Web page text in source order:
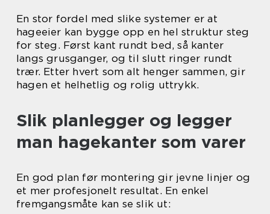
En stor fordel med slike systemer er at
hageeier kan bygge opp en hel struktur steg
for steg. Først kant rundt bed, så kanter
langs grusganger, og til slutt ringer rundt
trær. Etter hvert som alt henger sammen, gir
hagen et helhetlig og rolig uttrykk.
Slik planlegger og legger
man hagekanter som varer
En god plan før montering gir jevne linjer og
et mer profesjonelt resultat. En enkel
fremgangsmåte kan se slik ut: